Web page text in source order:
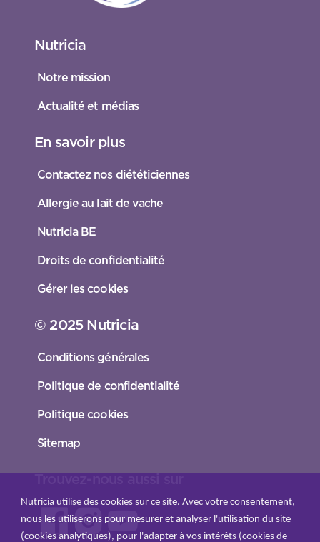
Nutricia
Notre mission
Actualité et médias
En savoir plus
Contactez nos diététiciennes
Allergie au lait de vache
Nutricia BE
Droits de confidentialité
Gérer les cookies
© 2025 Nutricia
Conditions générales
Politique de confidentialité
Politique cookies
Sitemap
Nutricia utilise des cookies sur ce site. Avec votre consentement,
nous les utiliserons pour mesurer et analyser l'utilisation du site
(cookies analytiques), pour l'adapter à vos intérêts (cookies de